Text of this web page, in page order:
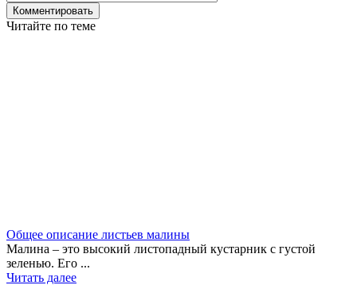
Читайте по теме
Общее описание листьев малины
Малина – это высокий листопадный кустарник с густой
зеленью. Его ...
Читать далее